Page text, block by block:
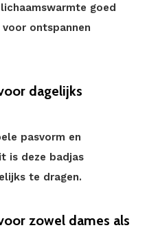
goed
ontspannen
dagelijks
pasvorm en
is deze badjas
te dragen.
zowel dames als